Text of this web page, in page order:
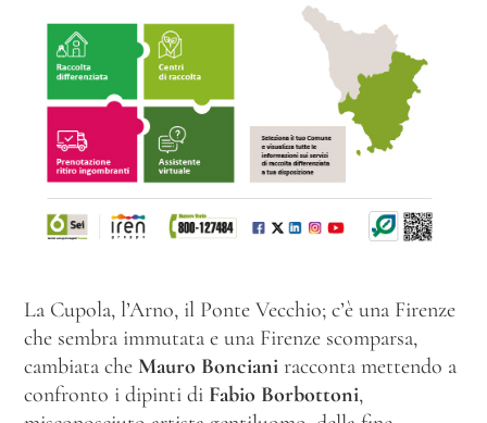
La Cupola, l’Arno, il Ponte Vecchio; c’è una Firenze
che sembra immutata e una Firenze scomparsa,
cambiata che Mauro Bonciani racconta mettendo a
confronto i dipinti di Fabio Borbottoni,